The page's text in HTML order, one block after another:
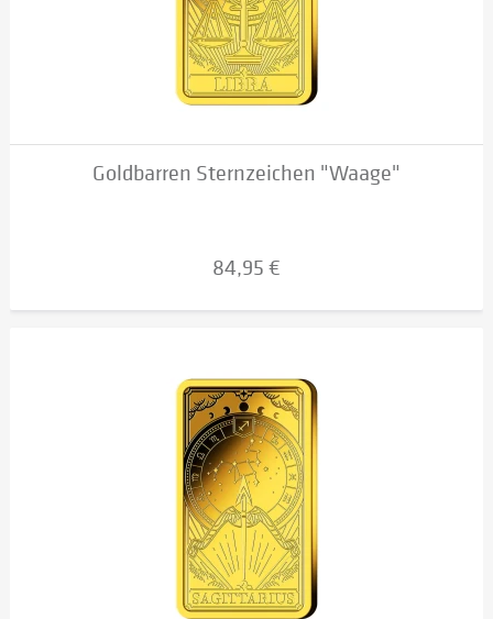
Goldbarren Sternzeichen "Waage"
84,95 €